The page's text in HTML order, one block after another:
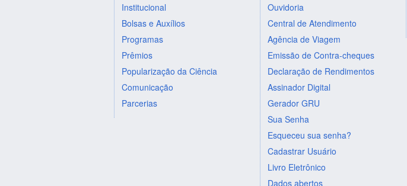
Institucional
Bolsas e Auxílios
Programas
Prêmios
Popularização da Ciência
Comunicação
Parcerias
Ouvidoria
Central de Atendimento
Agência de Viagem
Emissão de Contra-cheques
Declaração de Rendimentos
Assinador Digital
Gerador GRU
Sua Senha
Esqueceu sua senha?
Cadastrar Usuário
Livro Eletrônico
Dados abertos